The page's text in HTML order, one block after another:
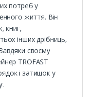
потреб у
життя. Він
книг,
інших дрібниць,
своєму
TROFAST
і затишок у